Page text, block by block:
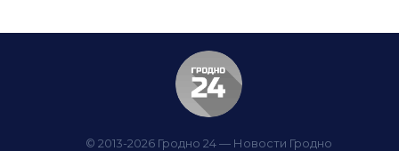
© 2013-2026 Гродно 24 — Новости Гродно